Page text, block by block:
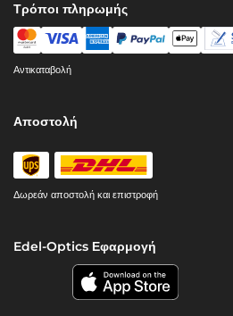
Τρόποι πληρωμής
Αντικαταβολή
Αποστολή
Δωρεάν αποστολή και επιστροφή
Edel-Optics Εφαρμογή